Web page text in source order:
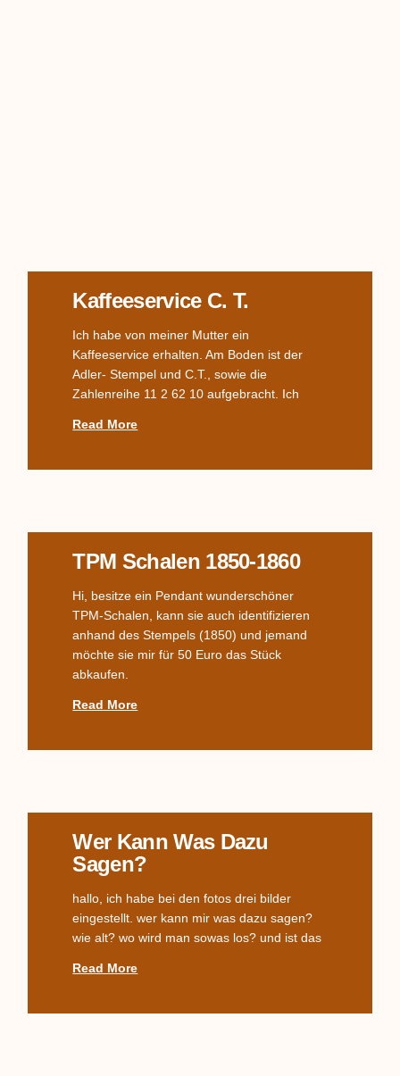
Kaffeeservice C. T.
Ich habe von meiner Mutter ein
Kaffeeservice erhalten. Am Boden ist der
Adler- Stempel und C.T., sowie die
Zahlenreihe 11 2 62 10 aufgebracht. Ich
Read More
TPM Schalen 1850-1860
Hi, besitze ein Pendant wunderschöner
TPM-Schalen, kann sie auch identifizieren
anhand des Stempels (1850) und jemand
möchte sie mir für 50 Euro das Stück
abkaufen.
Read More
Wer Kann Was Dazu
Sagen?
hallo, ich habe bei den fotos drei bilder
eingestellt. wer kann mir was dazu sagen?
wie alt? wo wird man sowas los? und ist das
Read More